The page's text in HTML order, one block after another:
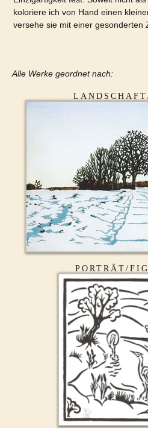
koloriere ich von Hand einen
versehe sie mit einer gesonderten
Alle Werke geordnet nach:
PORTRÄT/